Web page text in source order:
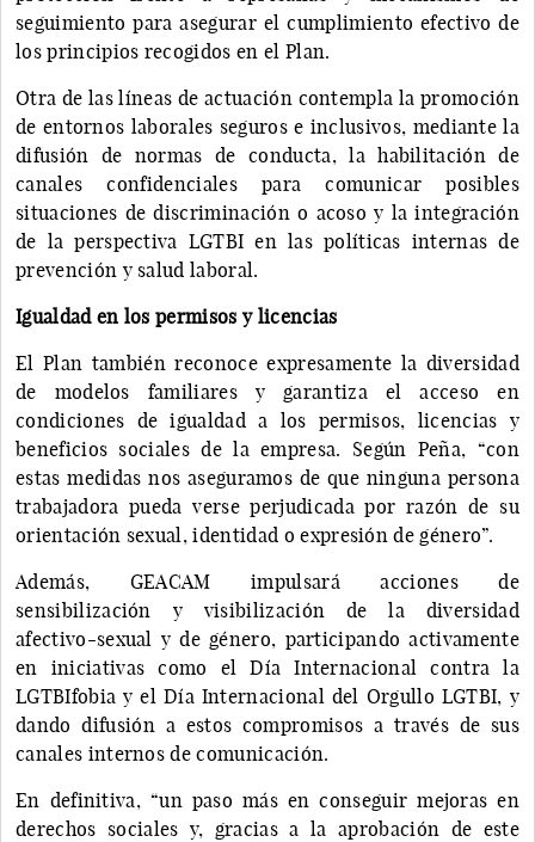
seguimiento para asegurar el cumplimiento efectivo de
los principios recogidos en el Plan.
Otra de las líneas de actuación contempla la promoción
de entornos laborales seguros e inclusivos, mediante la
difusión de normas de conducta, la habilitación de
canales confidenciales para comunicar posibles
situaciones de discriminación o acoso y la integración
de la perspectiva LGTBI en las políticas internas de
prevención y salud laboral.
Igualdad en los permisos y licencias
El Plan también reconoce expresamente la diversidad
de modelos familiares y garantiza el acceso en
condiciones de igualdad a los permisos, licencias y
beneficios sociales de la empresa. Según Peña, “con
estas medidas nos aseguramos de que ninguna persona
trabajadora pueda verse perjudicada por razón de su
orientación sexual, identidad o expresión de género”.
Además, GEACAM impulsará acciones de
sensibilización y visibilización de la diversidad
afectivo-sexual y de género, participando activamente
en iniciativas como el Día Internacional contra la
LGTBIfobia y el Día Internacional del Orgullo LGTBI, y
dando difusión a estos compromisos a través de sus
canales internos de comunicación.
En definitiva, “un paso más en conseguir mejoras en
derechos sociales y, gracias a la aprobación de este